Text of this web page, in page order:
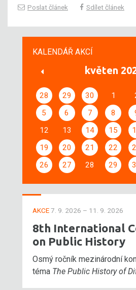
Poslat článek
Sdílet článek
KALENDÁŘ AKCÍ
květen
28 29 30 1
5
6 7 8
12
13 14 15
19
20 21 22
26
27 28 29
AKCE7. 9. 2026 – 11. 9. 2026
8th International
on Public History
Osmý ročník mezinárodní
téma The Public History of